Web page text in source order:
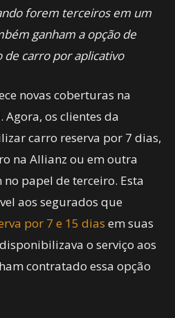
forem terceiros em um
ganham a opção de
de carro por aplicativo
novas coberturas na
os clientes da
carro reserva por 7 dias,
na Allianz ou em outra
papel de terceiro. Esta
aos segurados que
por 7 e 15 dias em suas
o serviço aos
contratado essa opção